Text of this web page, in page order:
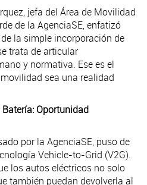
jefa del Área de Movilidad
de la AgenciaSE, enfatizó
la simple incorporación de
trata de articular
y normativa. Ese es el
sea una realidad
Oportunidad
por la AgenciaSE, puso de
Vehicle-to-Grid (V2G).
los autos eléctricos no solo
también puedan devolverla al